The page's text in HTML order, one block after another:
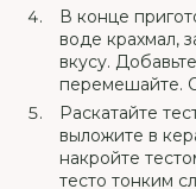
В конце
воде крахмал,
вкусу.
перемешайте.
Раскатайте
выложите в
накройте
тесто тонким